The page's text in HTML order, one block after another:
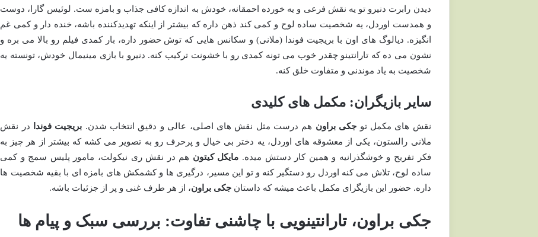
دیدن رابرت دنیرو تو یه نقش فرعی و یه خورده احمقانه، خودش به اندازه کافی جذاب و بامزه ست. لوئیس گارا، دوست
و همدست اوردل، یه شخصیت ساده لوح و کمی کند ذهن داره که بیشتر از اینکه تهدیدکننده باشه، خنده دار و کمی غم
انگیزه. دیالوگ های اون با بریجیت فوندا (ملانی) و سکانس هایی که توش حضور داره، بار کمدی فیلم رو بالا می بره و
نشون می ده که تارانتینو چقدر خوب می تونه کمدی رو با خشونت ترکیب کنه. دنیرو با بازی مینیمال خودش، تونسته یه
شخصیت به یاد موندنی و متفاوت خلق کنه.
سایر بازیگران: مکمل های کلیدی
نقش های مکمل تو جکی براون هم درست مثل نقش های اصلی، عالی و دقیق انتخاب شدن. بریجیت فوندا
در نقش
ملانی رالستون، یکی از معشوقه های اوردل، یه دختر بی خیال و پرحرف رو به تصویر می کشه که بیشتر از هر چیز به
فکر تفریح و خوشگذرانیه و همین کار دستش میده. مایکل کیتون هم در نقش ری نیکولت، مامور پلیس سمج و کمی
ساده لوح، تلاش می کنه اوردل رو دستگیر کنه و تو این مسیر، درگیری ها و کشمکش های بامزه ای با بقیه شخصیت ها
داره. حضور این بازیگرای مکمل باعث میشه که داستانجکی براون، از هر طرف غنی و پر از جزئیات باشه.
جکی براون، تارانتینویی با چاشنی تفاوت: بررسی سبک و پیام ها